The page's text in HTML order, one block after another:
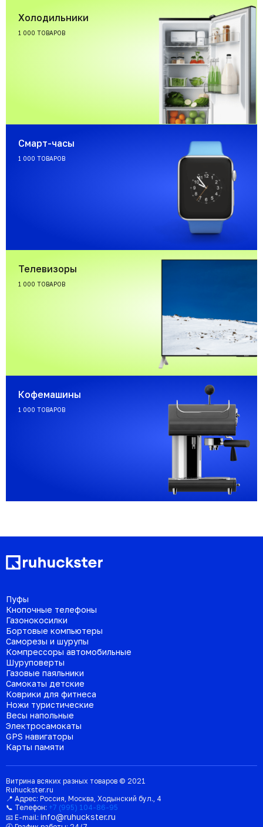
Холодильники
1 000 ТОВАРОВ
Смарт-часы
1 000 ТОВАРОВ
Телевизоры
1 000 ТОВАРОВ
Кофемашины
1 000 ТОВАРОВ
Пуфы
Кнопочные телефоны
Газонокосилки
Бортовые компьютеры
Саморезы и шурупы
Компрессоры автомобильные
Шуруповерты
Газовые паяльники
Самокаты детские
Коврики для фитнеса
Ножи туристические
Весы напольные
Электросамокаты
GPS навигаторы
Карты памяти
Витрина всяких разных товаров © 2021
Ruhuckster.ru
📍 Адрес: Россия Москва Ходынский бул., 4
📞 Телефон: +7 (995) 104-86-95
📧 E-mail: info@ruhuckster.ru